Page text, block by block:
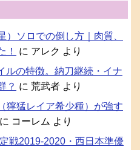
）ソロでの倒し方｜肉質、
！
に アレク より
ルの特徴。納刀継続・イナ
？ に 荒武者 より
獰猛レイア希少種）が強す
に コーレム より
戦2019-2020・西日本準優